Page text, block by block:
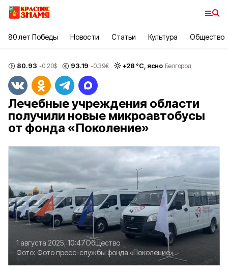
80 лет Победы Новости Статьи Культура Общество
80.93 -0.20$ 93.19 -0.39€ +28 °С, ясно Белгород
Лечебные учреждения области
получили новые микроавтобусы
от фонда «Поколение»
1 августа 2025, 10:47Общество
Фото: Фото пресс-службы фонда «Поколение»